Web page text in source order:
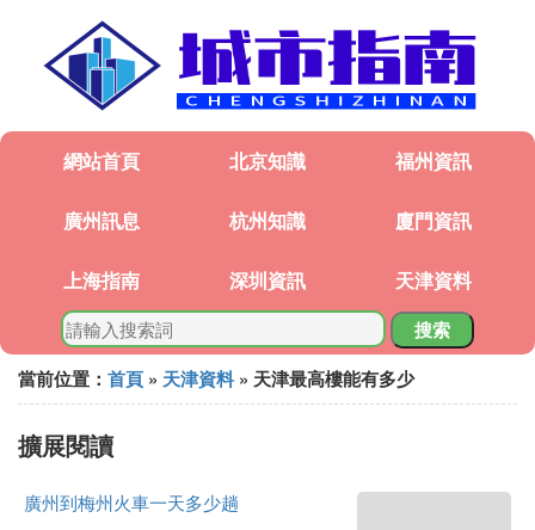
網站首頁 北京知識 福州資訊
廣州訊息 杭州知識 廈門資訊
上海指南 深圳資訊 天津資料
搜索
當前位置： 首頁 » 天津資料 » 天津最高樓能有多少
擴展閱讀
廣州到梅州火車一天多少趟